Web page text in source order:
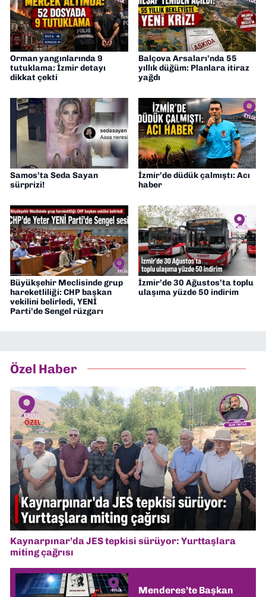
Orman yangınlarında 9
tutuklama: İzmir detayı
dikkat çekti
Balçova Arsaları’nda 55
yıllık düğüm: Planlara itiraz
yağdı
Samos’ta Seda Sayan
sürprizi!
İzmir’de düdük çalmıştı: Acı
haber
Büyükşehir Meclisinde grup
hareketliliği: CHP başkan
vekilini belirledi, YENİ
Parti’de Sengel rüzgarı
İzmir’de 30 Ağustos’ta toplu
ulaşıma yüzde 50 indirim
Özel Haber
Kaynarpınar’da JES tepkisi sürüyor: Yurttaşlara
miting çağrısı
Menderes’te Başkan